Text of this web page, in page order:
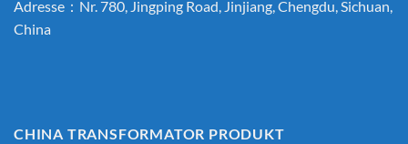
Adresse：Nr. 780, Jingping Road, Jinjiang, Chengdu, Sichuan,
China
CHINA TRANSFORMATOR PRODUKT